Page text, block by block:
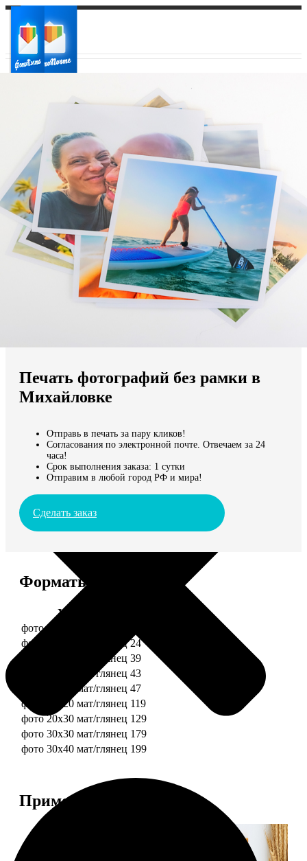
Ваш регион доставки
Выберите из списка:
Мы доставляем по всему миру
Продолжить без города
Печать фотографий без рамки в
Михайловке
Отправь в печать за пару кликов!
Согласования по электронной почте. Отвечаем за 24
часа!
Срок выполнения заказа: 1 сутки
Отправим в любой город РФ и мира!
Сделать заказ
Форматы и цены
Услуга
фото 10х10 мат/глянец
фото 10х15 мат/глянец 24
фото 13х18 мат/глянец 39
фото 15х15 мат/глянец 43
фото 15х20 мат/глянец 47
фото 20х20 мат/глянец 119
фото 20х30 мат/глянец 129
фото 30х30 мат/глянец 179
фото 30х40 мат/глянец 199
Примеры работ